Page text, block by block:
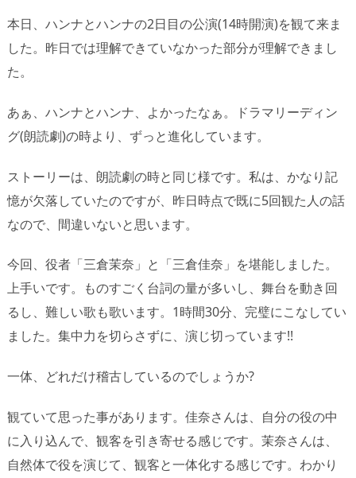
本日、ハンナとハンナの2日目の公演(14時開演)を観て来ま
した。昨日では理解できていなかった部分が理解できまし
た。
あぁ、ハンナとハンナ、よかったなぁ。ドラマリーディン
グ(朗読劇)の時より、ずっと進化しています。
ストーリーは、朗読劇の時と同じ様です。私は、かなり記
憶が欠落していたのですが、昨日時点で既に5回観た人の話
なので、間違いないと思います。
今回、役者「三倉茉奈」と「三倉佳奈」を堪能しました。
上手いです。ものすごく台詞の量が多いし、舞台を動き回
るし、難しい歌も歌います。1時間30分、完璧にこなしてい
ました。集中力を切らさずに、演じ切っています!!
一体、どれだけ稽古しているのでしょうか?
観ていて思った事があります。佳奈さんは、自分の役の中
に入り込んで、観客を引き寄せる感じです。茉奈さんは、
自然体で役を演じて、観客と一体化する感じです。わかり